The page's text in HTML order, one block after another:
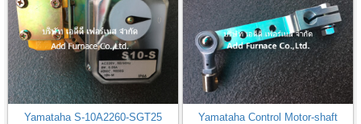
Yamataha S-10A2260-SGT25
Yamataha Control Motor-shaft